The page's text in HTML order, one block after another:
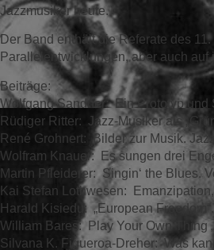
Jazzmusiker heute.
Der Band enthält die Referate des
Parallelentwicklungen, aber auch
Beiträge:
Wolfgang Sandner: Ein Prototyp und
Rüdiger Ritter: Jazz-Musiker als
René Grohnert: Bilder zur Musik.
Wolfram Knauer: Es sungen drei
Martin Pfleiderer: Singin‘ the Blues.
Kai Stefan Lothwesen:
Harald Kisiedu: „European
William Bares: Play Your Own Thing
Silvana K. Figueroa-Dreher: Was